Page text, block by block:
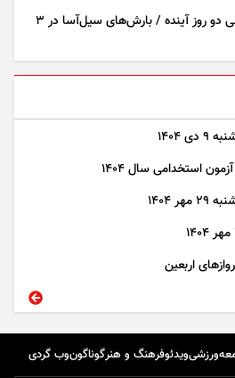
پیش بینی هوای کشور طی دو روز آینده / بارش‌های سیل‌آسا در ۳
۱۴۰۴
استخدامی سال ۱۴۰۴
۱۴۰۴
اربعین
ورزشیویدئوفرهنگ و هنرگوناگونوب گردی